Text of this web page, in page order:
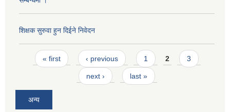
शिक्षक सुरुवा हुन दिईने निवेदन
Pages
« first ‹ previous 1 2 3
next › last »
अन्य